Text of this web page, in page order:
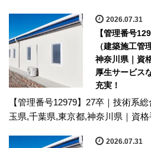
2026.07.31
【管理番号
（建築施工管
神奈川県｜資
厚生サービス
充実！
【管理番号12979】27卒｜技術系
玉県,千葉県,東京都,神奈川県｜資
2026.07.31